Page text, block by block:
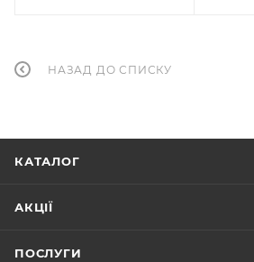
НАЗАД ДО СПИСКУ
КАТАЛОГ
АКЦІЇ
ПОСЛУГИ